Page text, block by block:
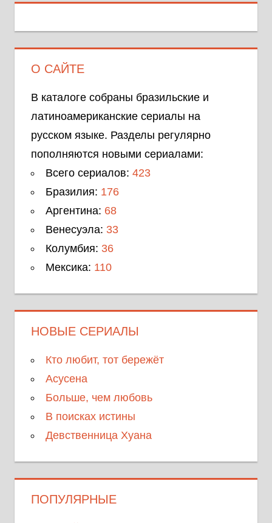
О САЙТЕ
В каталоге собраны бразильские и
латиноамериканские сериалы на
русском языке. Разделы регулярно
пополняются новыми сериалами:
Всего сериалов: 423
Бразилия: 176
Аргентина: 68
Венесуэла: 33
Колумбия: 36
Мексика: 110
НОВЫЕ СЕРИАЛЫ
Кто любит, тот бережёт
Асусена
Больше, чем любовь
В поисках истины
Девственница Хуана
ПОПУЛЯРНЫЕ